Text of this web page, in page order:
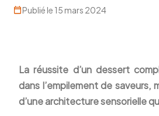
Publié le 15 mars 2024
La réussite d’un dessert
dans l’empilement de saveurs,
d’une architecture sensorielle